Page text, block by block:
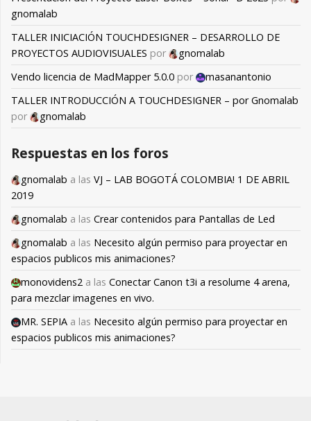
gnomalab
TALLER INICIACIÓN TOUCHDESIGNER – DESARROLLO DE
PROYECTOS AUDIOVISUALES por
gnomalab
Vendo licencia de MadMapper 5.0.0 por
masanantonio
TALLER INTRODUCCIÓN A TOUCHDESIGNER – por Gnomalab
por
gnomalab
Respuestas en los foros
gnomalab a las VJ – LAB BOGOTÁ COLOMBIA! 1 DE ABRIL
2019
gnomalab a las Crear contenidos para Pantallas de Led
gnomalab a las Necesito algún permiso para proyectar en
espacios publicos mis animaciones?
monovidens2 a las Conectar Canon t3i a resolume 4 arena,
para mezclar imagenes en vivo.
MR. SEPIA a las Necesito algún permiso para proyectar en
espacios publicos mis animaciones?